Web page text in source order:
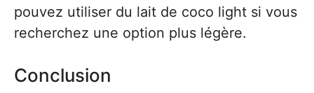
pouvez utiliser du lait de coco light si vous
recherchez une option plus légère.
Conclusion